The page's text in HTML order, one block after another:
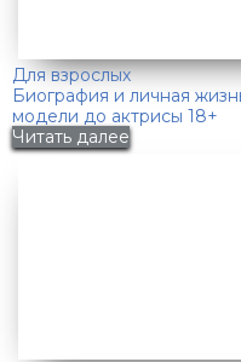
Для взрослых
Биография и личная
модели до актрисы 18+
Читать далее